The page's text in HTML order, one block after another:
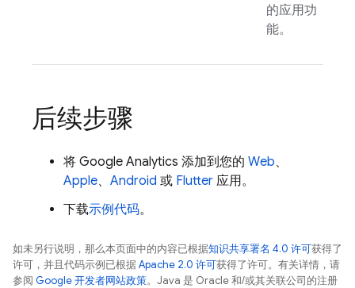
的应用功
能。
后续步骤
将 Google Analytics 添加到您的 Web、
Apple、 Android 或 Flutter 应用。
下载示例代码。
如未另行说明，那么本页面中的内容已根据知识共享署名 4.0 许可获得了
许可，并且代码示例已根据Apache 2.0 许可获得了许可。有关详情，请
参阅 Google 开发者网站政策。Java 是 Oracle 和/或其关联公司的注册